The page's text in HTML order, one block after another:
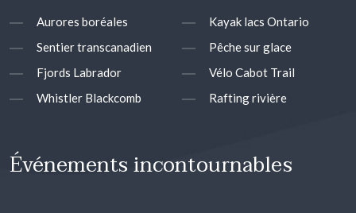
Aurores boréales
Sentier transcanadien
Fjords Labrador
Whistler Blackcomb
Kayak lacs Ontario
Pêche sur glace
Vélo Cabot Trail
Rafting rivière
Événements incontournables